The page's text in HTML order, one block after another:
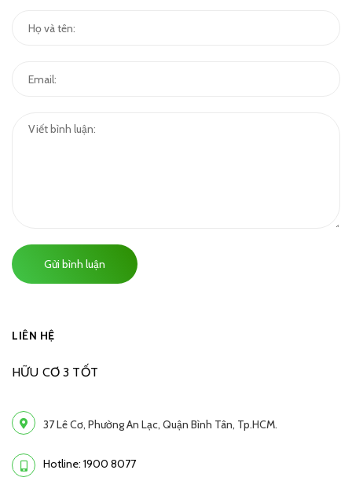
Gửi bình luận
LIÊN HỆ
HỮU CƠ 3 TỐT
37 Lê Cơ, Phường An Lạc, Quận Bình Tân, Tp.HCM.
Hotline: 1900 8077